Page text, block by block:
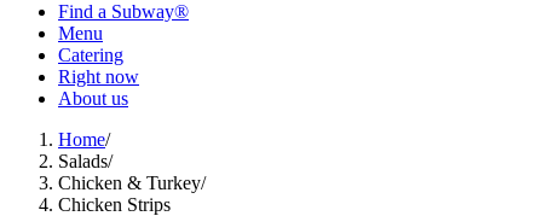
Find a Subway®
Menu
Catering
Right now
About us
Home/
Salads​​​​‌ ‍ ​‍​‍‌‍ ‌ ​‍‌‍‍‌‌‍‌ ‌‍‍‌‌‍ ‍​‍​‍​ ‍‍​‍​‍‌ ​ ‌‍​‌‌‍ ‍‌‍‍‌‌ ‌​‌ ‍‌​‍ ‍‌‍‍‌‌‍ ​‍​‍​‍ ​​‍​‍‌‍‍​‌ ​‍‌‍‌‌‌‍‌‍​‍​‍​ ‍‍​‍​‍‌‍‍​‌ ‌​‌ ‌​‌ ​​‌ ​ ​ ‍‍​‍ ​‍ ‌‍ ‍‌‍ ‌ ​‍‌‍‌​‌‍‍‌‌‍​ ​‍ ‌‌‍​‍‌‍‍‌‌ ‌​‌‍‌‌‌ ​ ​‍ ‌‌‍‌ ‌ ​‍‌‍ ‌ ‌‌‌ ​​​‍ ‌‌ ​ ‌ ‌​‌ ‌‌‌‍‌​‌‍‍‌‌‍ ​‍ ‍‌ ‌‍‌‍‌‌‌ ​‍‌‍​ ‌‍‌‌‌‍ ​​‍ ‍‌‍​‌‌ ​​‌ ​​​‍ ‌‍‍‌‌‍ ‍‌ ‌​‌‍‌‌‌‍ ‍‌ ‌​​‍ ‌‍‌‌‌‍‌​‌‍‍‌‌ ‌​​‍ ‌‍ ‌‌‍ ‌‍‌​‌‍‌‌​ ‌‌ ​​‌ ​‍‌‍‌‌‌ ​ ‌‍‌‌‌‍ ‍‌ ‌​‌‍​‌‌ ‌​‌‍‍‌‌‍ ‌‍ ‍​ ‍ ‌‍‍‌‌‍‌​​ ‌​ ‍‌​ ‍​‌‍​‌​ ‍‌​ ​‍​ ‌ ​ ‌​​ ‍‌​‍ ‌​ ‌ ​ ‍‌​ ​ ​ ‍‌​‍ ‌​ ‌​​ ​​​ ​ ​ ‍‌​‍ ‌‌‍​‌‌‍‌‍​ ‍​‌‍‌​​‍ ‌‌‍​‍‌‍‌‌​ ​ ​ ‌‍​ ‌ ​ ‌ ‌‍​ ‌‍‌‌​ ‌​​ ‌‌‌‍‌‍‌‍​‍​ ‍ ‌ ‌​‌ ‍‌‌ ​​‌‍‌‌​ ‌‌‍​ ‌‍​‌‌ ‌​‌‍‌‌‌‍‌ ‌‍ ‌ ​‍‌ ‍‌​ ‍ ‌ ​​‌‍​‌‌ ‌​‌‍‍​​ ‌‌‍ ‍‌‍​‌‌‍ ‌‌‍‌‌​‍‌‌​ ‌‌‌​​‍‌‌ ‌‍‍ ‌‍‌‌‌ ‍‌​‍‌‌​ ​ ‌​‌​​‍‌‌​ ​ ‌​‌​​‍‌‌​ ​‍​ ​‍‌‍‌‌‌‍ ‍​‍‌‌​ ​‍​ ​‍​‍‌‌​ ‌‌‌​‌​​‍ ‍‌ ‌‍‌‍​‌‌‍ ​‌ ‌‌‌‍‌‌​ ‌‍​‍‌‍​‌‌ ​ ‌‍‌‌‌‌‌‌‌ ​‍‌‍ ​​ ‌‌‍‍​‌ ‌​‌ ‌​‌ ​​‌ ​ ​‍‌‌​ ​ ‌​​‌​‍‌‌​ ​‍‌​‌‍​‍‌‌​ ​‍‌​‌‍‌‍ ‍‌‍ ‌ ​‍‌‍‌​‌‍‍‌‌‍​ ​‍ ‌‌‍​‍‌‍‍‌‌ ‌​‌‍‌‌‌ ​ ​‍ ‌‌‍‌ ‌ ​‍‌‍ ‌ ‌‌‌ ​​​‍ ‌‌ ​ ‌ ‌​‌ ‌‌‌‍‌​‌‍‍‌‌‍ ​‍ ‍‌ ‌‍‌‍‌‌‌ ​‍‌‍​ ‌‍‌‌‌‍ ​​‍ ‍‌‍​‌‌ ​​‌ ​​​‍‌‍‌‍‍‌‌‍‌​​ ‌​ ‍‌​ ‍​‌‍​‌​ ‍‌​ ​‍​ ‌ ​ ‌​​ ‍‌​‍ ‌​ ‌ ​ ‍‌​ ​ ​ ‍‌​‍ ‌​ ‌​​ ​​​ ​ ​ ‍‌​‍ ‌‌‍​‌‌‍‌‍​ ‍​‌‍‌​​‍ ‌‌‍​‍‌‍‌‌​ ​ ​ ‌‍​ ‌ ​ ‌ ‌‍​ ‌‍‌‌​ ‌​​ ‌‌‌‍‌‍‌‍​‍​‍‌‍‌ ‌​‌ ‍‌‌ ​​‌‍‌‌​ ‌‌‍​ ‌‍​‌‌ ‌​‌‍‌‌‌‍‌ ‌‍ ‌ ​‍‌ ‍‌​‍‌‍‌ ​​‌‍​‌‌ ‌​‌‍‍​​ ‌‌‍ ‍‌‍​‌‌‍ ‌‌‍‌‌​‍‌‌​ ‌‌‌​​‍‌‌ ‌‍‍ ‌‍‌‌‌ ‍‌​‍‌‌​ ​ ‌​‌​​‍‌‌​ ​ ‌​‌​​‍‌‌​ ​‍​ ​‍‌‍‌‌‌‍ ‍​‍‌‌​ ​‍​ ​‍​‍‌‌​ ‌‌‌​‌​​‍ ‍‌ ‌‍‌‍​‌‌‍ ​‌ ‌‌‌‍‌‌​‍‌‍‌ ​​‌‍‌‌‌ ​‍‌ ​ ‌ ​​‌‍‌‌‌‍​ ‌ ‌​‌‍‍‌‌ ‌‍‌‍‌‌​ ‌‌ ​​‌ ‌‌‌‍​‍‌‍ ​‌‍‍‌‌ ​ ‌‍‍​‌‍‌‌‌‍‌​​‍​‍‌ ‌/
Chicken & Turkey​​​​‌ ‍ ​‍​‍‌‍ ‌ ​‍‌‍‍‌‌‍‌ ‌‍‍‌‌‍ ‍​‍​‍​ ‍‍​‍​‍‌ ​ ‌‍​‌‌‍ ‍‌‍‍‌‌ ‌​‌ ‍‌​‍ ‍‌‍‍‌‌‍ ​‍​‍​‍ ​​‍​‍‌‍‍​‌ ​‍‌‍‌‌‌‍‌‍​‍​‍​ ‍‍​‍​‍‌‍‍​‌ ‌​‌ ‌​‌ ​​‌ ​ ​ ‍‍​‍ ​‍ ‌‍ ‍‌‍ ‌ ​‍‌‍‌​‌‍‍‌‌‍​ ​‍ ‌‌‍​‍‌‍‍‌‌ ‌​‌‍‌‌‌ ​ ​‍ ‌‌‍‌ ‌ ​‍‌‍ ‌ ‌‌‌ ​​​‍ ‌‌ ​ ‌ ‌​‌ ‌‌‌‍‌​‌‍‍‌‌‍ ​‍ ‍‌ ‌‍‌‍‌‌‌ ​‍‌‍​ ‌‍‌‌‌‍ ​​‍ ‍‌‍​‌‌ ​​‌ ​​​‍ ‌‍‍‌‌‍ ‍‌ ‌​‌‍‌‌‌‍ ‍‌ ‌​​‍ ‌‍‌‌‌‍‌​‌‍‍‌‌ ‌​​‍ ‌‍ ‌‌‍ ‌‍‌​‌‍‌‌​ ‌‌ ​​‌ ​‍‌‍‌‌‌ ​ ‌‍‌‌‌‍ ‍‌ ‌​‌‍​‌‌ ‌​‌‍‍‌‌‍ ‌‍ ‍​ ‍ ‌‍‍‌‌‍‌​​ ‌​ ​ ​ ‍‌​ ‌‌‌‍​‍‌‍‌​​ ‌‌‌‍​‍‌‍‌‍​‍ ‌​ ​​​ ‌‌​ ​​​ ‌‌​‍ ‌​ ‌​‌‍​‍​ ‌​​ ‌​​‍ ‌‌‍​‍​ ‌‍‌‍​ ​ ‍‌​‍ ‌​ ‌ ‌‍‌‌‌‍​ ​ ‍‌​ ‌‍‌‍‌‍‌‍​‍​ ​​‌‍‌​‌‍‌‍​ ‌​‌‍​‍​ ‍ ‌ ‌​‌ ‍‌‌ ​​‌‍‌‌​ ‌‌ ​ ‌ ‌‌‌‍​‍‌‍​ ‌‍​‌‌ ‌​‌‍‌‌‌‍‌ ‌‍ ‌ ​‍‌ ‍‌​ ‍ ‌ ​​‌‍​‌‌ ‌​‌‍‍​​ ‌‌‍ ‍‌‍​‌‌‍ ‌‌‍‌‌​‍‌‌​ ‌‌‌​​‍‌‌ ‌‍‍ ‌‍‌‌‌ ‍‌​‍‌‌​ ​ ‌​‌​​‍‌‌​ ​ ‌​‌​​‍‌‌​ ​‍​ ​‍‌‍‌‌‌‍ ‍​‍‌‌​ ​‍​ ​‍​‍‌‌​ ‌‌‌​‌​​‍ ‍‌ ‌‍‌‍​‌‌‍ ​‌ ‌‌‌‍‌‌​ ‌‍​‍‌‍​‌‌ ​ ‌‍‌‌‌‌‌‌‌ ​‍‌‍ ​​ ‌‌‍‍​‌ ‌​‌ ‌​‌ ​​‌ ​ ​‍‌‌​ ​ ‌​​‌​‍‌‌​ ​‍‌​‌‍​‍‌‌​ ​‍‌​‌‍‌‍ ‍‌‍ ‌ ​‍‌‍‌​‌‍‍‌‌‍​ ​‍ ‌‌‍​‍‌‍‍‌‌ ‌​‌‍‌‌‌ ​ ​‍ ‌‌‍‌ ‌ ​‍‌‍ ‌ ‌‌‌ ​​​‍ ‌‌ ​ ‌ ‌​‌ ‌‌‌‍‌​‌‍‍‌‌‍ ​‍ ‍‌ ‌‍‌‍‌‌‌ ​‍‌‍​ ‌‍‌‌‌‍ ​​‍ ‍‌‍​‌‌ ​​‌ ​​​‍‌‍‌‍‍‌‌‍‌​​ ‌​ ​ ​ ‍‌​ ‌‌‌‍​‍‌‍‌​​ ‌‌‌‍​‍‌‍‌‍​‍ ‌​ ​​​ ‌‌​ ​​​ ‌‌​‍ ‌​ ‌​‌‍​‍​ ‌​​ ‌​​‍ ‌‌‍​‍​ ‌‍‌‍​ ​ ‍‌​‍ ‌​ ‌ ‌‍‌‌‌‍​ ​ ‍‌​ ‌‍‌‍‌‍‌‍​‍​ ​​‌‍‌​‌‍‌‍​ ‌​‌‍​‍​‍‌‍‌ ‌​‌ ‍‌‌ ​​‌‍‌‌​ ‌‌ ​ ‌ ‌‌‌‍​‍‌‍​ ‌‍​‌‌ ‌​‌‍‌‌‌‍‌ ‌‍ ‌ ​‍‌ ‍‌​‍‌‍‌ ​​‌‍​‌‌ ‌​‌‍‍​​ ‌‌‍ ‍‌‍​‌‌‍ ‌‌‍‌‌​‍‌‌​ ‌‌‌​​‍‌‌ ‌‍‍ ‌‍‌‌‌ ‍‌​‍‌‌​ ​ ‌​‌​​‍‌‌​ ​ ‌​‌​​‍‌‌​ ​‍​ ​‍‌‍‌‌‌‍ ‍​‍‌‌​ ​‍​ ​‍​‍‌‌​ ‌‌‌​‌​​‍ ‍‌ ‌‍‌‍​‌‌‍ ​‌ ‌‌‌‍‌‌​‍‌‍‌ ​​‌‍‌‌‌ ​‍‌ ​ ‌ ​​‌‍‌‌‌‍​ ‌ ‌​‌‍‍‌‌ ‌‍‌‍‌‌​ ‌‌ ​​‌ ‌‌‌‍​‍‌‍ ​‌‍‍‌‌ ​ ‌‍‍​‌‍‌‌‌‍‌​​‍​‍‌ ‌/
Chicken Strips​​​​‌ ‍ ​‍​‍‌‍ ‌ ​‍‌‍‍‌‌‍‌ ‌‍‍‌‌‍ ‍​‍​‍​ ‍‍​‍​‍‌ ​ ‌‍​‌‌‍ ‍‌‍‍‌‌ ‌​‌ ‍‌​‍ ‍‌‍‍‌‌‍ ​‍​‍​‍ ​​‍​‍‌‍‍​‌ ​‍‌‍‌‌‌‍‌‍​‍​‍​ ‍‍​‍​‍‌‍‍​‌ ‌​‌ ‌​‌ ​​‌ ​ ​ ‍‍​‍ ​‍ ‌‍ ‍‌‍ ‌ ​‍‌‍‌​‌‍‍‌‌‍​ ​‍ ‌‌‍​‍‌‍‍‌‌ ‌​‌‍‌‌‌ ​ ​‍ ‌‌‍‌ ‌ ​‍‌‍ ‌ ‌‌‌ ​​​‍ ‌‌ ​ ‌ ‌​‌ ‌‌‌‍‌​‌‍‍‌‌‍ ​‍ ‍‌ ‌‍‌‍‌‌‌ ​‍‌‍​ ‌‍‌‌‌‍ ​​‍ ‍‌‍​‌‌ ​​‌ ​​​‍ ‌‍‍‌‌‍ ‍‌ ‌​‌‍‌‌‌‍ ‍‌ ‌​​‍ ‌‍‌‌‌‍‌​‌‍‍‌‌ ‌​​‍ ‌‍ ‌‌‍ ‌‍‌​‌‍‌‌​ ‌‌ ​​‌ ​‍‌‍‌‌‌ ​ ‌‍‌‌‌‍ ‍‌ ‌​‌‍​‌‌ ‌​‌‍‍‌‌‍ ‌‍ ‍​ ‍ ‌‍‍‌‌‍‌​​ ‌​ ​ ​ ‌ ​ ‍​​ ‌​‌‍‌‍​ ‍​‌‍​ ​ ​‍​‍ ‌​ ‌ ​ ‌‍​ ​‍‌‍‌‍​‍ ‌​ ‌​​ ‍‌​ ‍​‌‍‌‍​‍ ‌​ ‍‌​ ​ ‌‍‌​​ ‍‌​‍ ‌‌‍​‍​ ‌‍‌‍​ ​ ​‍‌‍​ ​ ‍​‌‍‌‍‌‍​ ​ ‍​​ ‌‌​ ‌‍​ ‌‍​ ‍ ‌ ‌​‌ ‍‌‌ ​​‌‍‌‌​ ‌‌ ​​‌ ​‍‌‍ ‌‍‌​‌ ‌‌‌‍​ ‌ ‌​​ ‍ ‌ ​​‌‍​‌‌ ‌​‌‍‍​​ ‌‌‍ ‍‌‍​‌‌‍ ‌‌‍‌‌​‍‌‌​ ‌‌‌​​‍‌‌ ‌‍‍ ‌‍‌‌‌ ‍‌​‍‌‌​ ​ ‌​‌​​‍‌‌​ ​ ‌​‌​​‍‌‌​ ​‍​ ​‍‌‍‌‌‌‍ ‍​‍‌‌​ ​‍​ ​‍​‍‌‌​ ‌‌‌​‌​​‍ ‍‌ ‌‍‌‍​‌‌‍ ​‌ ‌‌‌‍‌‌​ ‌‍​‍‌‍​‌‌ ​ ‌‍‌‌‌‌‌‌‌ ​‍‌‍ ​​ ‌‌‍‍​‌ ‌​‌ ‌​‌ ​​‌ ​ ​‍‌‌​ ​ ‌​​‌​‍‌‌​ ​‍‌​‌‍​‍‌‌​ ​‍‌​‌‍‌‍ ‍‌‍ ‌ ​‍‌‍‌​‌‍‍‌‌‍​ ​‍ ‌‌‍​‍‌‍‍‌‌ ‌​‌‍‌‌‌ ​ ​‍ ‌‌‍‌ ‌ ​‍‌‍ ‌ ‌‌‌ ​​​‍ ‌‌ ​ ‌ ‌​‌ ‌‌‌‍‌​‌‍‍‌‌‍ ​‍ ‍‌ ‌‍‌‍‌‌‌ ​‍‌‍​ ‌‍‌‌‌‍ ​​‍ ‍‌‍​‌‌ ​​‌ ​​​‍‌‍‌‍‍‌‌‍‌​​ ‌​ ​ ​ ‌ ​ ‍​​ ‌​‌‍‌‍​ ‍​‌‍​ ​ ​‍​‍ ‌​ ‌ ​ ‌‍​ ​‍‌‍‌‍​‍ ‌​ ‌​​ ‍‌​ ‍​‌‍‌‍​‍ ‌​ ‍‌​ ​ ‌‍‌​​ ‍‌​‍ ‌‌‍​‍​ ‌‍‌‍​ ​ ​‍‌‍​ ​ ‍​‌‍‌‍‌‍​ ​ ‍​​ ‌‌​ ‌‍​ ‌‍​‍‌‍‌ ‌​‌ ‍‌‌ ​​‌‍‌‌​ ‌‌ ​​‌ ​‍‌‍ ‌‍‌​‌ ‌‌‌‍​ ‌ ‌​​‍‌‍‌ ​​‌‍​‌‌ ‌​‌‍‍​​ ‌‌‍ ‍‌‍​‌‌‍ ‌‌‍‌‌​‍‌‌​ ‌‌‌​​‍‌‌ ‌‍‍ ‌‍‌‌‌ ‍‌​‍‌‌​ ​ ‌​‌​​‍‌‌​ ​ ‌​‌​​‍‌‌​ ​‍​ ​‍‌‍‌‌‌‍ ‍​‍‌‌​ ​‍​ ​‍​‍‌‌​ ‌‌‌​‌​​‍ ‍‌ ‌‍‌‍​‌‌‍ ​‌ ‌‌‌‍‌‌​‍‌‍‌ ​​‌‍‌‌‌ ​‍‌ ​ ‌ ​​‌‍‌‌‌‍​ ‌ ‌​‌‍‍‌‌ ‌‍‌‍‌‌​ ‌‌ ​​‌ ‌‌‌‍​‍‌‍ ​‌‍‍‌‌ ​ ‌‍‍​‌‍‌‌‌‍‌​​‍​‍‌ ‌